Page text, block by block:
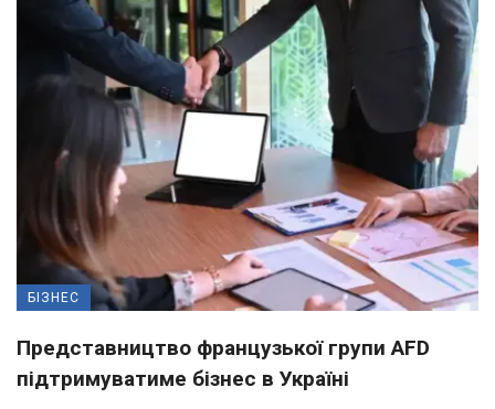
БІЗНЕС
Представництво французької групи AFD
підтримуватиме бізнес в Україні